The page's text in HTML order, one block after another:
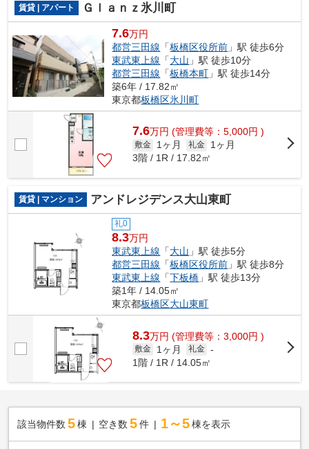
賃貸 | アパート Ｇｌａｎｚ氷川町
7.6万円
都営三田線 「板橋区役所前 」駅 徒歩6分
東武東上線 「大山 」駅 徒歩10分
都営三田線 「板橋本町 」駅 徒歩14分
築6年 / 17.82㎡
東京都板橋区氷川町
7.6万円 (管理費等：5,000円 )
敷金 1ヶ月 礼金
1ヶ月
3階 / 1R / 17.82㎡
賃貸 | マンション アンドレジデンス大山東町
礼0
8.3万円
東武東上線 「大山 」駅 徒歩5分
都営三田線 「板橋区役所前 」駅 徒歩8分
東武東上線 「下板橋 」駅 徒歩13分
築1年 / 14.05㎡
東京都板橋区大山東町
8.3万円 (管理費等：3,000円 )
敷金 1ヶ月 礼金 -
1階 / 1R / 14.05㎡
該当物件数 5棟 空き数 5 件 1～5 棟を表示